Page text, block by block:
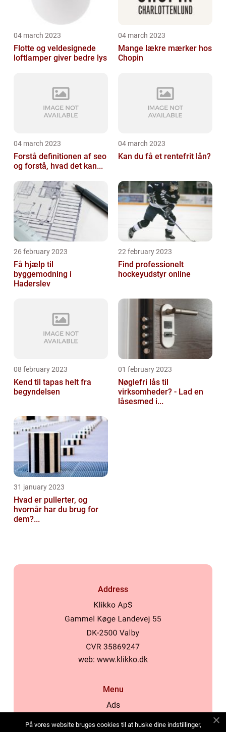
04 march 2023
Flotte og veldesignede
loftlamper giver bedre lys
04 march 2023
Mange lækre mærker hos
Chopin
04 march 2023
Forstå definitionen af seo
og forstå, hvad det kan...
04 march 2023
Kan du få et rentefrit lån?
26 february 2023
Få hjælp til
byggemodning i
Haderslev
22 february 2023
Find professionelt
hockeyudstyr online
08 february 2023
Kend til tapas helt fra
begyndelsen
01 february 2023
Nøglefri lås til
virksomheder? - Lad en
låsesmed i...
31 january 2023
Hvad er pullerter, og
hvornår har du brug for
dem?...
Address
web: www.klikko.dk
Menu
Ads
På vores website bruges cookies til at huske dine indstillinger,